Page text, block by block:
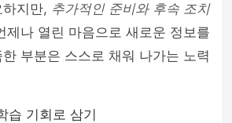
지만, 추가적인 준비와 후속 조치
제나 열린 마음으로 새로운 정보를
부분은 스스로 채워 나가는 노력
습 기회로 삼기